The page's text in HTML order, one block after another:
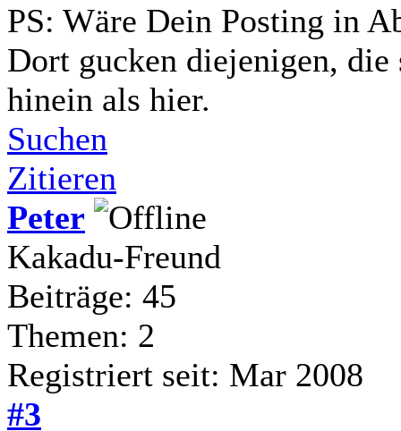
PS: Wäre Dein Posting in
Dort gucken diejenigen,
hinein als hier.
Suchen
Zitieren
Peter
Kakadu-Freund
Beiträge: 45
Themen: 2
Registriert seit: Mar 2008
#3